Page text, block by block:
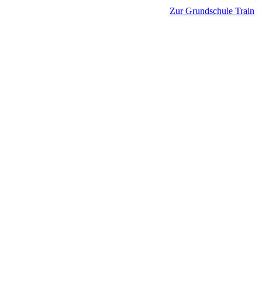
Zur Grundschule Train